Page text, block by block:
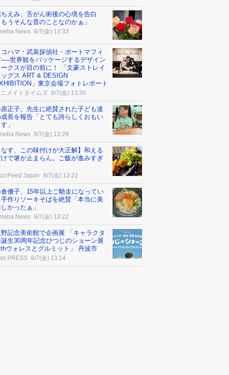
えみ、舌がん術後の心境を告白
もうそんな昔のことなのかぁ」
News 8/7(金) 13:33
コハマ・武装探偵社・ポートマフィ
──世界観をパッケージするデザイン
ークスが目の前に！ 「文豪ストレイ
ッグス ART & DESIGN
」東京会場フォトレポート
メイトタイムズ 8/7(金) 13:30
正子、先生に絶賛された子ども達
長を報告「とても誇らしくおもい
」
News 8/7(金) 13:29
なす、この味付けが大正解】和える
けで箸が止まらん。ご飯が進みすぎ
Japan 8/7(金) 13:22
優子、15年以上ご馳走になってい
手作りソーキそばを絶賛「本当に美
かったぁ」
News 8/7(金) 13:22
記念美術館で企画展 「キャラクタ
誕生30周年記念ひつじのショーン展
ウォレスとグルミット」 丹波市
PRESS 8/7(金) 13:14